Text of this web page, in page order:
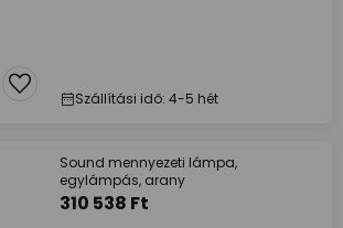
Szállítási idő: 4-5 hét
Sound mennyezeti lámpa,
egylámpás, arany
310 538 Ft